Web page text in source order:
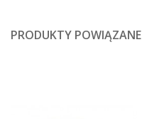
PRODUKTY POWIĄZANE